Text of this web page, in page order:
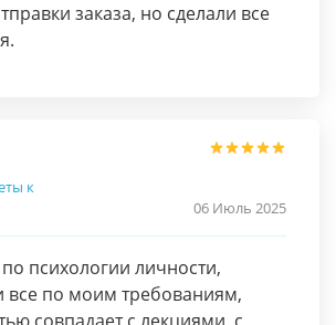
заказа, но сделали все
к
06 Июль 2025
психологии личности,
все по моим требованиям,